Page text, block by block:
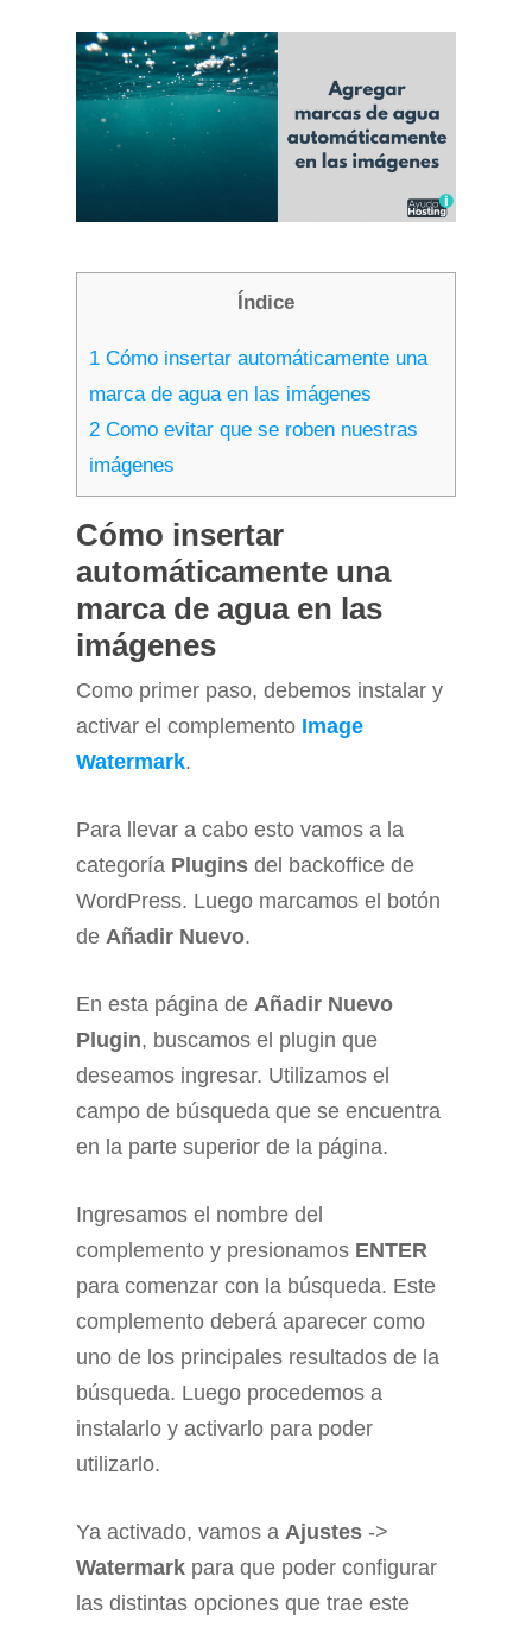
Índice
1 Cómo insertar automáticamente una
marca de agua en las imágenes
2 Como evitar que se roben nuestras
imágenes
Cómo insertar
automáticamente una
marca de agua en las
imágenes
Como primer paso, debemos instalar y
activar el complemento Image
Watermark.
Para llevar a cabo esto vamos a la
categoría Plugins del backoffice de
WordPress. Luego marcamos el botón
de Añadir Nuevo.
En esta página de Añadir Nuevo
Plugin, buscamos el plugin que
deseamos ingresar. Utilizamos el
campo de búsqueda que se encuentra
en la parte superior de la página.
Ingresamos el nombre del
complemento y presionamos ENTER
para comenzar con la búsqueda. Este
complemento deberá aparecer como
uno de los principales resultados de la
búsqueda. Luego procedemos a
instalarlo y activarlo para poder
utilizarlo.
Ya activado, vamos a Ajustes ->
Watermark para que poder configurar
las distintas opciones que trae este